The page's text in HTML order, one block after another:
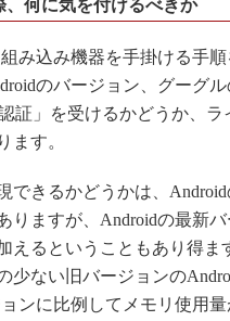
何に気を付けるべきか
み込み機器を手掛ける手
のバージョン、グーグル
認証」を受けるかどうか、
ます。
きるかどうかは、Android
りますが、Androidの最新
えるということもあり得ま
少ない旧バージョンの
ンに比例してメモリ使用